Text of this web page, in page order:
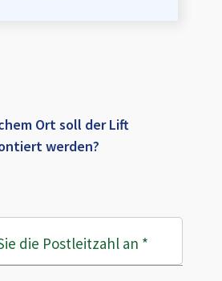
Ort soll der Lift
werden?
die Postleitzahl an *